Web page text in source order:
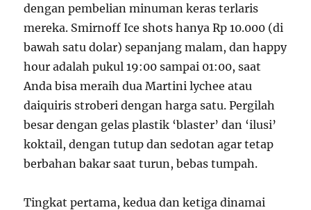
dengan pembelian minuman keras terlaris
mereka. Smirnoff Ice shots hanya Rp 10.000 (di
bawah satu dolar) sepanjang malam, dan happy
hour adalah pukul 19:00 sampai 01:00, saat
Anda bisa meraih dua Martini lychee atau
daiquiris stroberi dengan harga satu. Pergilah
besar dengan gelas plastik ‘blaster’ dan ‘ilusi’
koktail, dengan tutup dan sedotan agar tetap
berbahan bakar saat turun, bebas tumpah.
Tingkat pertama, kedua dan ketiga dinamai